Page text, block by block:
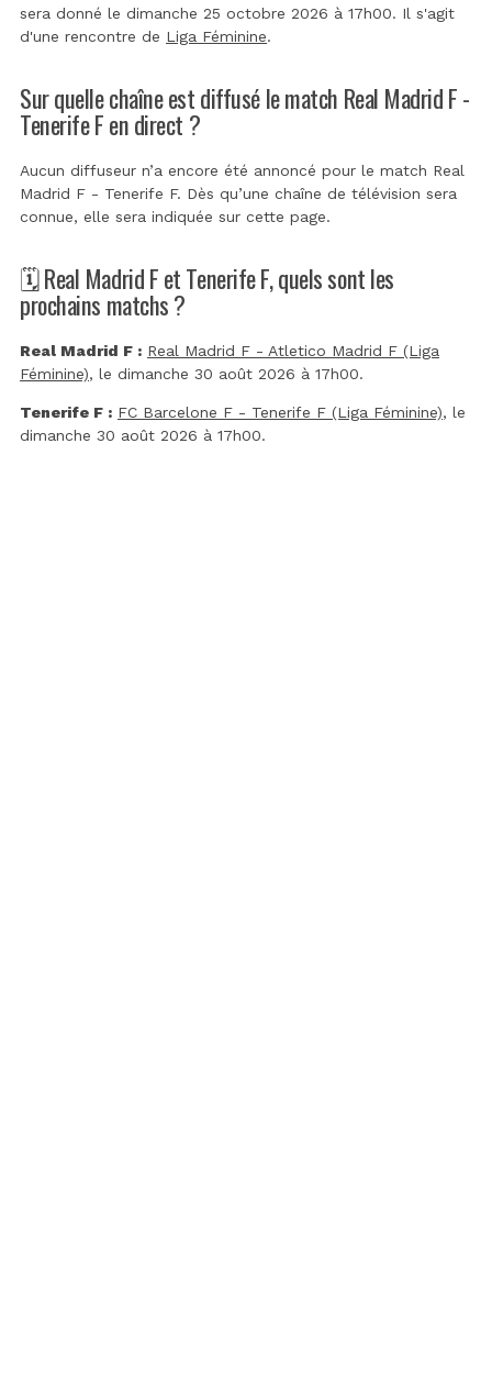
sera donné le dimanche 25 octobre 2026 à 17h00. Il s'agit
d'une rencontre de Liga Féminine.
Sur quelle chaîne est diffusé le match Real Madrid F -
Tenerife F en direct ?
Aucun diffuseur n’a encore été annoncé pour le match Real
Madrid F - Tenerife F. Dès qu’une chaîne de télévision sera
connue, elle sera indiquée sur cette page.
🗓️ Real Madrid F et Tenerife F, quels sont les
prochains matchs ?
Real Madrid F : Real Madrid F - Atletico Madrid F (Liga
Féminine), le dimanche 30 août 2026 à 17h00.
Tenerife F : FC Barcelone F - Tenerife F (Liga Féminine), le
dimanche 30 août 2026 à 17h00.